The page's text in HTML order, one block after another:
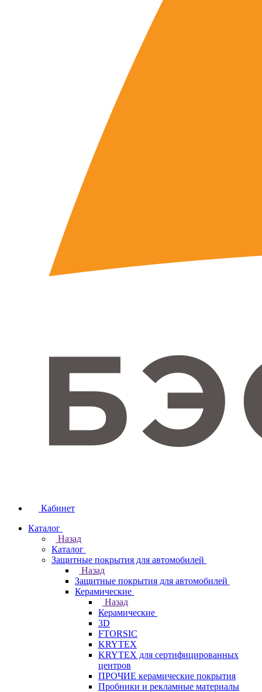
Кабинет
Каталог
Назад
Каталог
Защитные покрытия для автомобилей
Назад
Защитные покрытия для автомобилей
Керамические
Назад
Керамические
3D
FTORSIC
KRYTEX
KRYTEX для сертифицированных
центров
ПРОЧИЕ керамические покрытия
Пробники и рекламные материалы